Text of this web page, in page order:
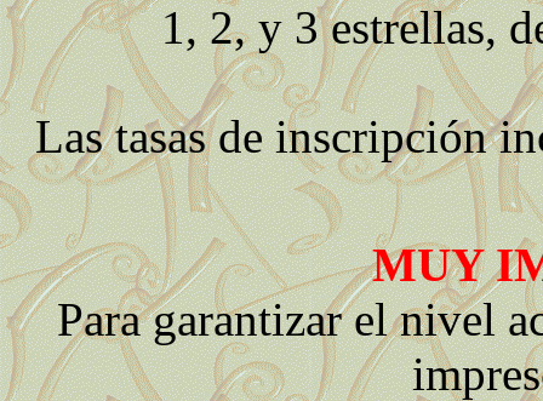
1, 2, y 3 estrellas,
Las tasas de inscripción
MUY
Para garantizar el nivel